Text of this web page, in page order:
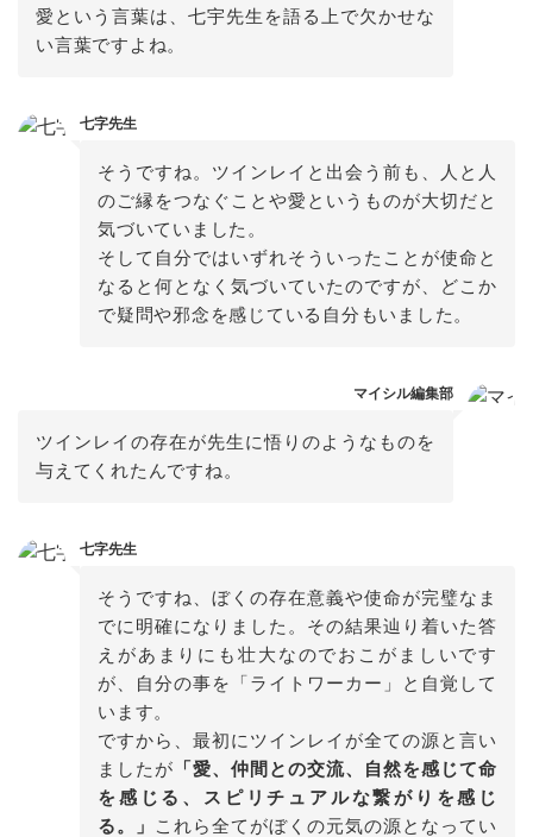
愛という言葉は、七宇先生を語る上で欠かせな
い言葉ですよね。
七字先生
そうですね。ツインレイと出会う前も、人と人
のご縁をつなぐことや愛というものが大切だと
気づいていました。
そして自分ではいずれそういったことが使命と
なると何となく気づいていたのですが、どこか
マイシル編集部
ツインレイの存在が先生に悟りのようなものを
与えてくれたんですね。
七字先生
そうですね、ぼくの存在意義や使命が完璧なま
でに明確になりました。その結果辿り着いた答
えがあまりにも壮大なのでおこがましいです
が、自分の事を「ライトワーカー」と自覚して
います。
ですから、最初にツインレイが全ての源と言い
ましたが 「愛、仲間との交流、自然を感じて命
を感じる、スピリチュアルな繋がりを感じ
る。」
これら全てがぼくの元気の源となってい